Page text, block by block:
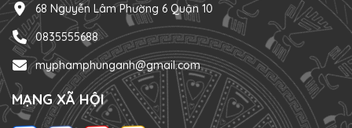
68 Nguyễn Lâm Phường 6 Quận 10
0835555688
myphamphunganh@gmail.com
MẠNG XÃ HỘI